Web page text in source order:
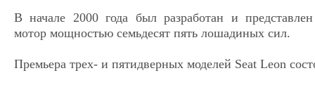
В начале 2000 года был разработан и
мотор мощностью семьдесят пять лошадиных сил.
Премьера трех- и пятидверных моделей Seat Leon